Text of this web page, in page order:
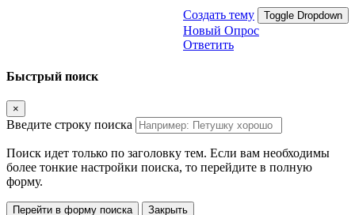
Создать тему Toggle Dropdown
Новый Опрос
Ответить
Быстрый поиск
×
Введите строку поиска
Поиск идет только по заголовку тем. Если вам необходимы
более тонкие настройки поиска, то перейдите в полную
форму.
Перейти в форму поиска Закрыть